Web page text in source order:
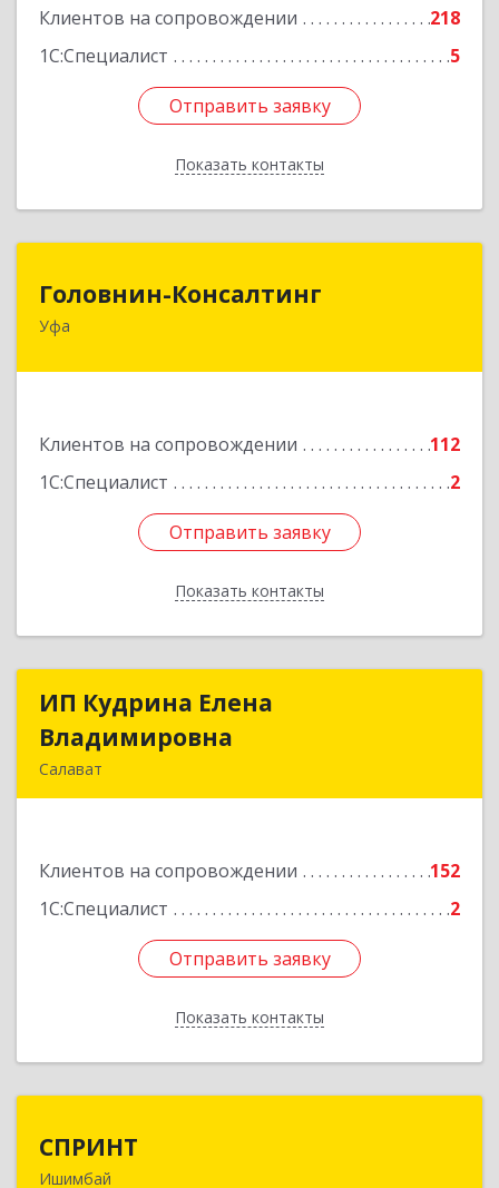
Клиентов на сопровождении
218
1С:Специалист
5
Отправить заявку
Показать контакты
Отправить заявку
Назад
Головнин-Консалтинг
Уфа
Клиентов на сопровождении
112
1С:Специалист
2
Отправить заявку
Показать контакты
450006, Башкортостан Респ, Уфа г, Ленина ул,
Отправить заявку
Назад
ИП Кудрина Елена
Владимировна
Салават
Клиентов на сопровождении
152
1С:Специалист
2
Отправить заявку
Показать контакты
ИП Кудрина Елена
Подробнее
Отправить заявку
Назад
СПРИНТ
Ишимбай
453201, Башкортостан Респ, Ишимбайский р-н,